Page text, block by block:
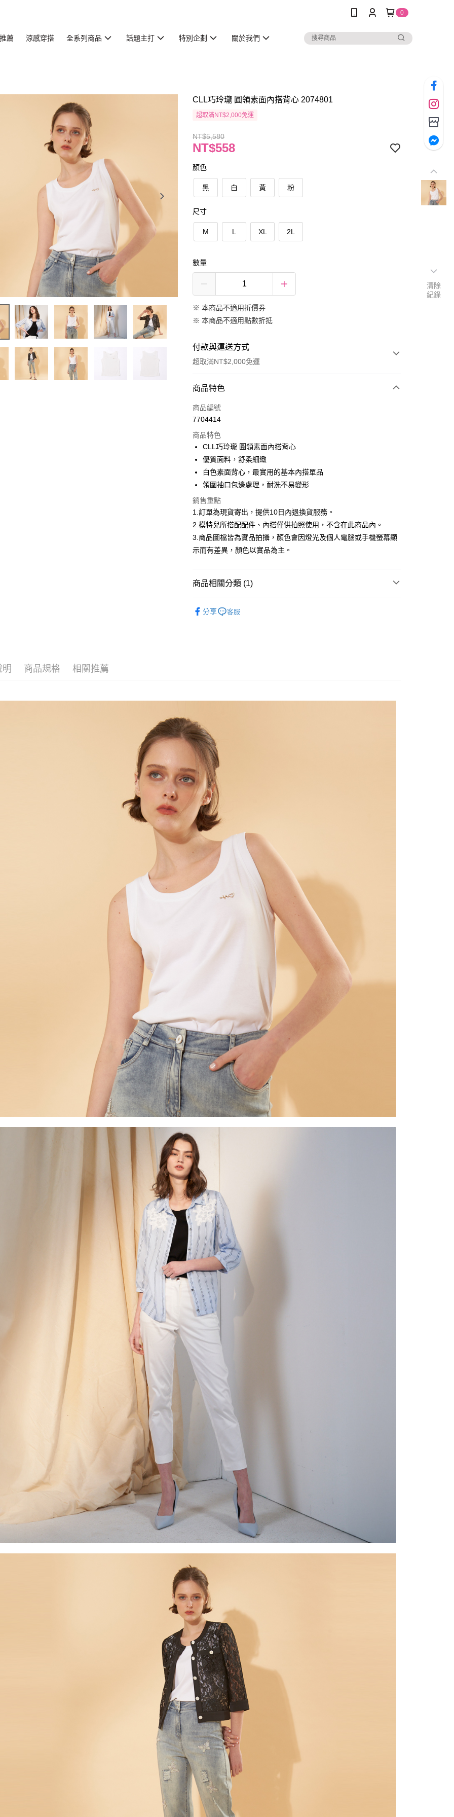
0
薦 涼感穿搭 全系列商品 話題主打 特別企劃 關於我們
CLL巧玲瓏 圓領素面內搭背心 2074801
超取滿NT$2,000免運
NT$5,580
NT$558
顏色
黑 白 黃 粉
尺寸
M L XL 2L
數量
※ 本商品不適用折價券
※ 本商品不適用點數折抵
付款與運送方式
超取滿NT$2,000免運
付款方式
信用卡一次付款
3 期 0 利率 每期 NT$186
合作金庫商業銀行
華南商業銀行
彰化商業銀行
國泰世華商業銀行
兆豐國際商業銀行
臺灣中小企業銀行
匯豐（台灣）商業銀行
華泰商業銀行
聯邦商業銀行
遠東國際商業銀行
玉山商業銀行
星展（台灣）商業銀行
台新國際商業銀行
超商取貨付款
Apple Pay
街口支付
悠遊付
Google Pay
相關說明
2.付款方式選擇「大哥付你分期」，訂單成立後會自動跳轉到大哥付的交易
【注意事項】
1.本服務係由「台灣大哥大股份有限公司」（以下簡稱本公司）所提供，讓
用戶於交易時，得透過本服務購買商品或服務，並由商店將買賣／分期付
款買賣價金債權讓與本公司後，依約使用本公司帳單繳交帳款。
2.基於同意付款使用「大哥付你分期」之契約關係目的，商店將以您的個人
資料（包含姓名、電話或地址）提供予台灣大哥大進項蒐集、處理及利
用，由本公司與您本人進行分期帳單所需資料之確認、核對及更正。
3.完整用戶服務條款，請詳閱以下連結：
相關說明
３．收到繳費通知簡訊後14天內，點擊此簡訊中的連結，可透過四大超商
／ATM／網路銀行／等多元方式進行付款，方視為交易完成。
※ 請注意：結帳手續完成當下不需立刻繳費，但若您需要取消訂單，請聯
絡購買商品的店家。未經商家同意取消之訂單仍視為有效，需透過AFTEE
先享後付繳納相關費用。
※ 交易是否成功請以「AFTEE先享後付 」之結帳頁面顯示為準，若有關於
是否繳費成功／繳費後需取消欲退款等相關疑問，請聯繫「AFTEE先享後
付客戶支援中心」
【注意事項】
１．透過由恩沛科技股份有限公司提供之「AFTEE先享後付」服務完成之
交易，需依本服務之必要範圍內提供個人資料，並將交易相關給付款項請
求債權轉讓予恩沛科技股份有限公司。
２．關於個人資料處理事宜，請瀏覽以下網址：
https://aftee.tw/terms/#terms3
３．未成年的使用者請事先徵得法定代理人或監護人之同意方可使用
「AFTEE先享後付」，若未經同意申辦者引起之損失，本公司不負相關責
任。
４．使用「AFTEE先享後付」時，將依據個別帳號之用戶狀況，依本公司
即時審查核予不同之上限額度；若仍有額度不足之情形，本公司將視審查
結果請求用戶進行身份認證。
５．嚴禁一人註冊多個帳號或使用他人資訊註冊。若發現惡意使用之情
形，恩沛科技股份有限公司將有權停止該用戶之使用額度並採取法律行
每筆NT$120，滿NT$2,000(含以上)免運費
宅配
每筆NT$120，滿NT$2,000(含以上)免運費
商品特色
商品編號
7704414
商品特色
CLL巧玲瓏 圓領素面內搭背心
優質面料，舒柔細緻
白色素面背心，最實用的基本內搭單品
領圍袖口包邊處理，耐洗不易變形
銷售重點
1.訂單為現貨寄出，提供10日內退換貨服務。
2.模特兒所搭配配件、內搭僅供拍照使用，不含在此商品內。
3.商品圖檔皆為實品拍攝，顏色會因燈光及個人電腦或手機螢幕顯
示而有差異，顏色以實品為主。
商品相關分類 (1)
分享
客服
明 商品規格 相關推薦
清除
紀錄